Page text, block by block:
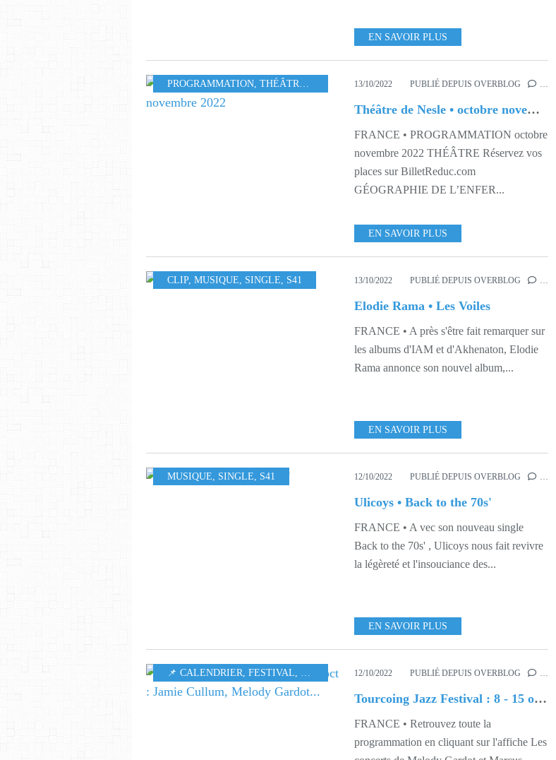
EN SAVOIR PLUS
PROGRAMMATION, THÉÂTRE , S43,S44, S45,S46,S47,S48
13/10/2022 PUBLIÉ DEPUIS OVERBLOG …
Théâtre de Nesle • octobre novembre 2022
FRANCE • PROGRAMMATION octobre
novembre 2022 THÉÂTRE Réservez vos
places sur BilletReduc.com
GÉOGRAPHIE DE L’ENFER...
EN SAVOIR PLUS
CLIP, MUSIQUE, SINGLE, S41 13/10/2022 PUBLIÉ DEPUIS OVERBLOG …
Elodie Rama • Les Voiles
FRANCE • A près s'être fait remarquer sur
les albums d'IAM et d'Akhenaton, Elodie
Rama annonce son nouvel album,...
EN SAVOIR PLUS
MUSIQUE, SINGLE, S41 12/10/2022 PUBLIÉ DEPUIS OVERBLOG …
Ulicoys • Back to the 70s'
FRANCE • A vec son nouveau single
Back to the 70s' , Ulicoys nous fait revivre
la légèreté et l'insouciance des...
EN SAVOIR PLUS
📌 CALENDRIER, FESTIVAL, MUSIQUE S35,S40,
12/10/2022 PUBLIÉ DEPUIS OVERBLOG …
Tourcoing Jazz Festival : 8 - 15 oct : Jamie Cullum, Melody Gardot...
FRANCE • Retrouvez toute la
programmation en cliquant sur l'affiche Les